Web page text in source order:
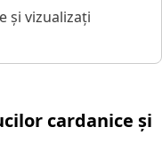
și vizualizați
cardanice și